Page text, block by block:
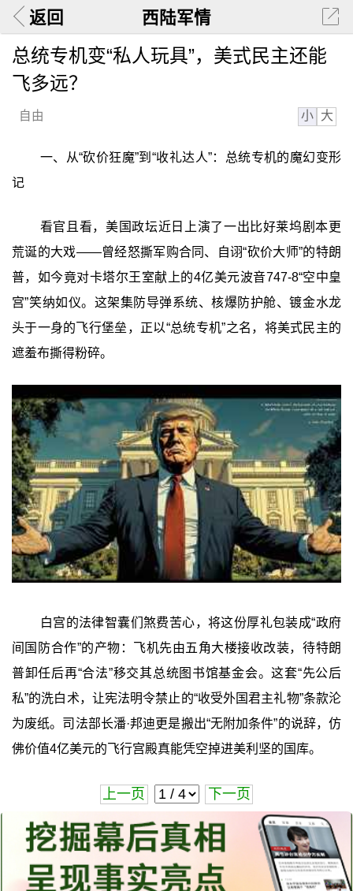
返回 西陆军情
总统专机变“私人玩具”，美式民主还能
飞多远？
自由 小 大
一、从“砍价狂魔”到“收礼达人”：总统专机的魔幻变形
记
看官且看，美国政坛近日上演了一出比好莱坞剧本更
荒诞的大戏——曾经怒撕军购合同、自诩“砍价大师”的特朗
普，如今竟对卡塔尔王室献上的4亿美元波音747-8“空中皇
宫”笑纳如仪。这架集防导弹系统、核爆防护舱、镀金水龙
头于一身的飞行堡垒，正以“总统专机”之名，将美式民主的
遮羞布撕得粉碎。
白宫的法律智囊们煞费苦心，将这份厚礼包装成“政府
间国防合作”的产物：飞机先由五角大楼接收改装，待特朗
普卸任后再“合法”移交其总统图书馆基金会。这套“先公后
私”的洗白术，让宪法明令禁止的“收受外国君主礼物”条款沦
为废纸。司法部长潘·邦迪更是搬出“无附加条件”的说辞，仿
佛价值4亿美元的飞行宫殿真能凭空掉进美利坚的国库。
上一页 下一页